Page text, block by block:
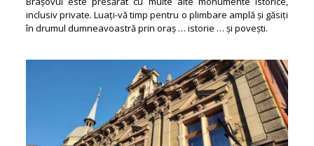
inclusiv private. Luați-vă timp pentru o plimbare amplă și găsiți
în drumul dumneavoastră prin oraș … istorie … și povești.